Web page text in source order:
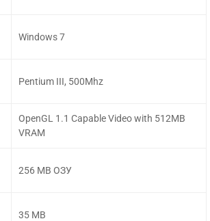
Windows 7
Pentium III, 500Mhz
OpenGL 1.1 Capable Video with 512MB
VRAM
256 MB ОЗУ
35 MB